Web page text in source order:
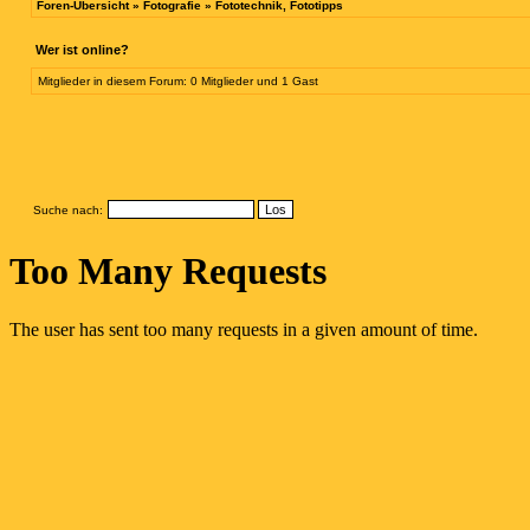
Foren-Übersicht» Fotografie » Fototechnik, Fototipps
Wer ist online?
Mitglieder in diesem Forum: 0 Mitglieder und 1 Gast
Suche nach: